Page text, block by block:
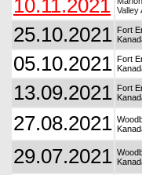
10.11.2021
Valley
25.10.2021 Fort
05.10.2021 Fort
13.09.2021 Fort
27.08.2021
29.07.2021